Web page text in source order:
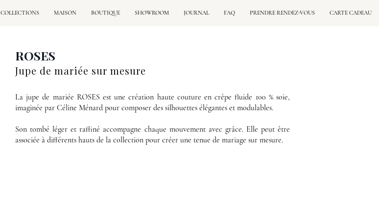
COLLECTIONS MAISON BOUTIQUE SHOWROOM JOURNAL FAQ PRENDRE RENDEZ-VOUS CARTE CADEAU
ROSES
Jupe de mariée sur mesure
La jupe de mariée ROSES est une création haute couture en crêpe fluide 100 % soie,
imaginée par Céline Ménard pour composer des silhouettes élégantes et modulables.
Son tombé léger et raffiné accompagne chaque mouvement avec grâce. Elle peut être
associée à différents hauts de la collection pour créer une tenue de mariage sur mesure.